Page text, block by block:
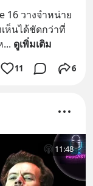
16 วางจำหน่าย
ห็นได้ชัดกว่าที่
... ดูเพิ่มเติม
11 6
11:48